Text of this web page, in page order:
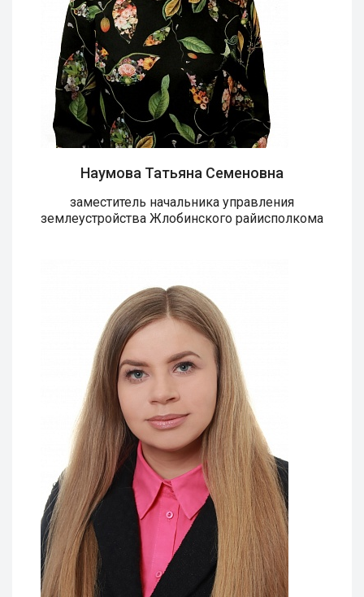
Наумова Татьяна Семеновна
заместитель начальника управления
землеустройства Жлобинского райисполкома